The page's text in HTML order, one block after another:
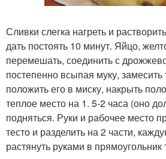
Сливки слегка нагреть и
дать постоять 10 минут. Яйцо,
перемешать, соединить с
постепенно всыпая муку, замесить
положить его в миску, накрыть
теплое место на 1. 5-2 часа (оно
подняться. Руки и рабочее место
тесто и разделить на 2 части,
растянуть руками в